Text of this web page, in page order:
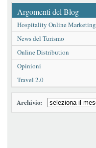
Argomenti del Blog
Hospitality Online Marketing
News del Turismo
Online Distribution
Opinioni
Travel 2.0
Archivio: